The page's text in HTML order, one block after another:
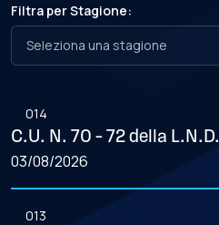
Filtra per Stagione:
014
C.U. N. 70 – 72 della L.N.D.
03/08/2026
013